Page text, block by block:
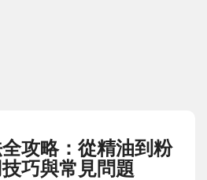
攻略：從精油到粉
巧與常見問題